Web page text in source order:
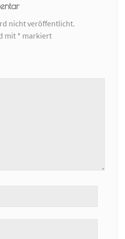
nicht veröffentlicht.
mit * markiert